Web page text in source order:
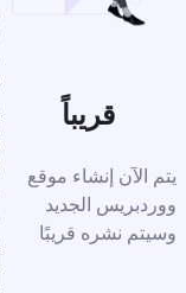
قريباً
يتم الآن إنشاء موقع
ووردبريس الجديد
وسيتم نشره قريبًا